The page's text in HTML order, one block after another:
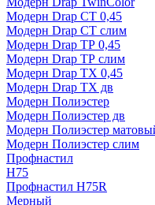
Модерн Drap СТ 0,45
Модерн Drap СТ слим
Модерн Drap ТР 0,45
Модерн Drap ТР слим
Модерн Drap ТХ 0,45
Модерн Drap ТХ дв
Модерн Полиэстер
Модерн Полиэстер дв
Модерн Полиэстер
Модерн Полиэстер слим
Профнастил
H75
Профнастил H75R
Мерный